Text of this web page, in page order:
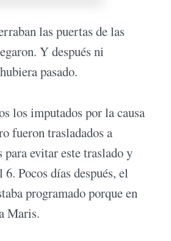
las puertas de las
Y después ni
pasado.
los imputados por la causa
fueron trasladados a
evitar este traslado y
Pocos días después, el
programado porque en
Maris.